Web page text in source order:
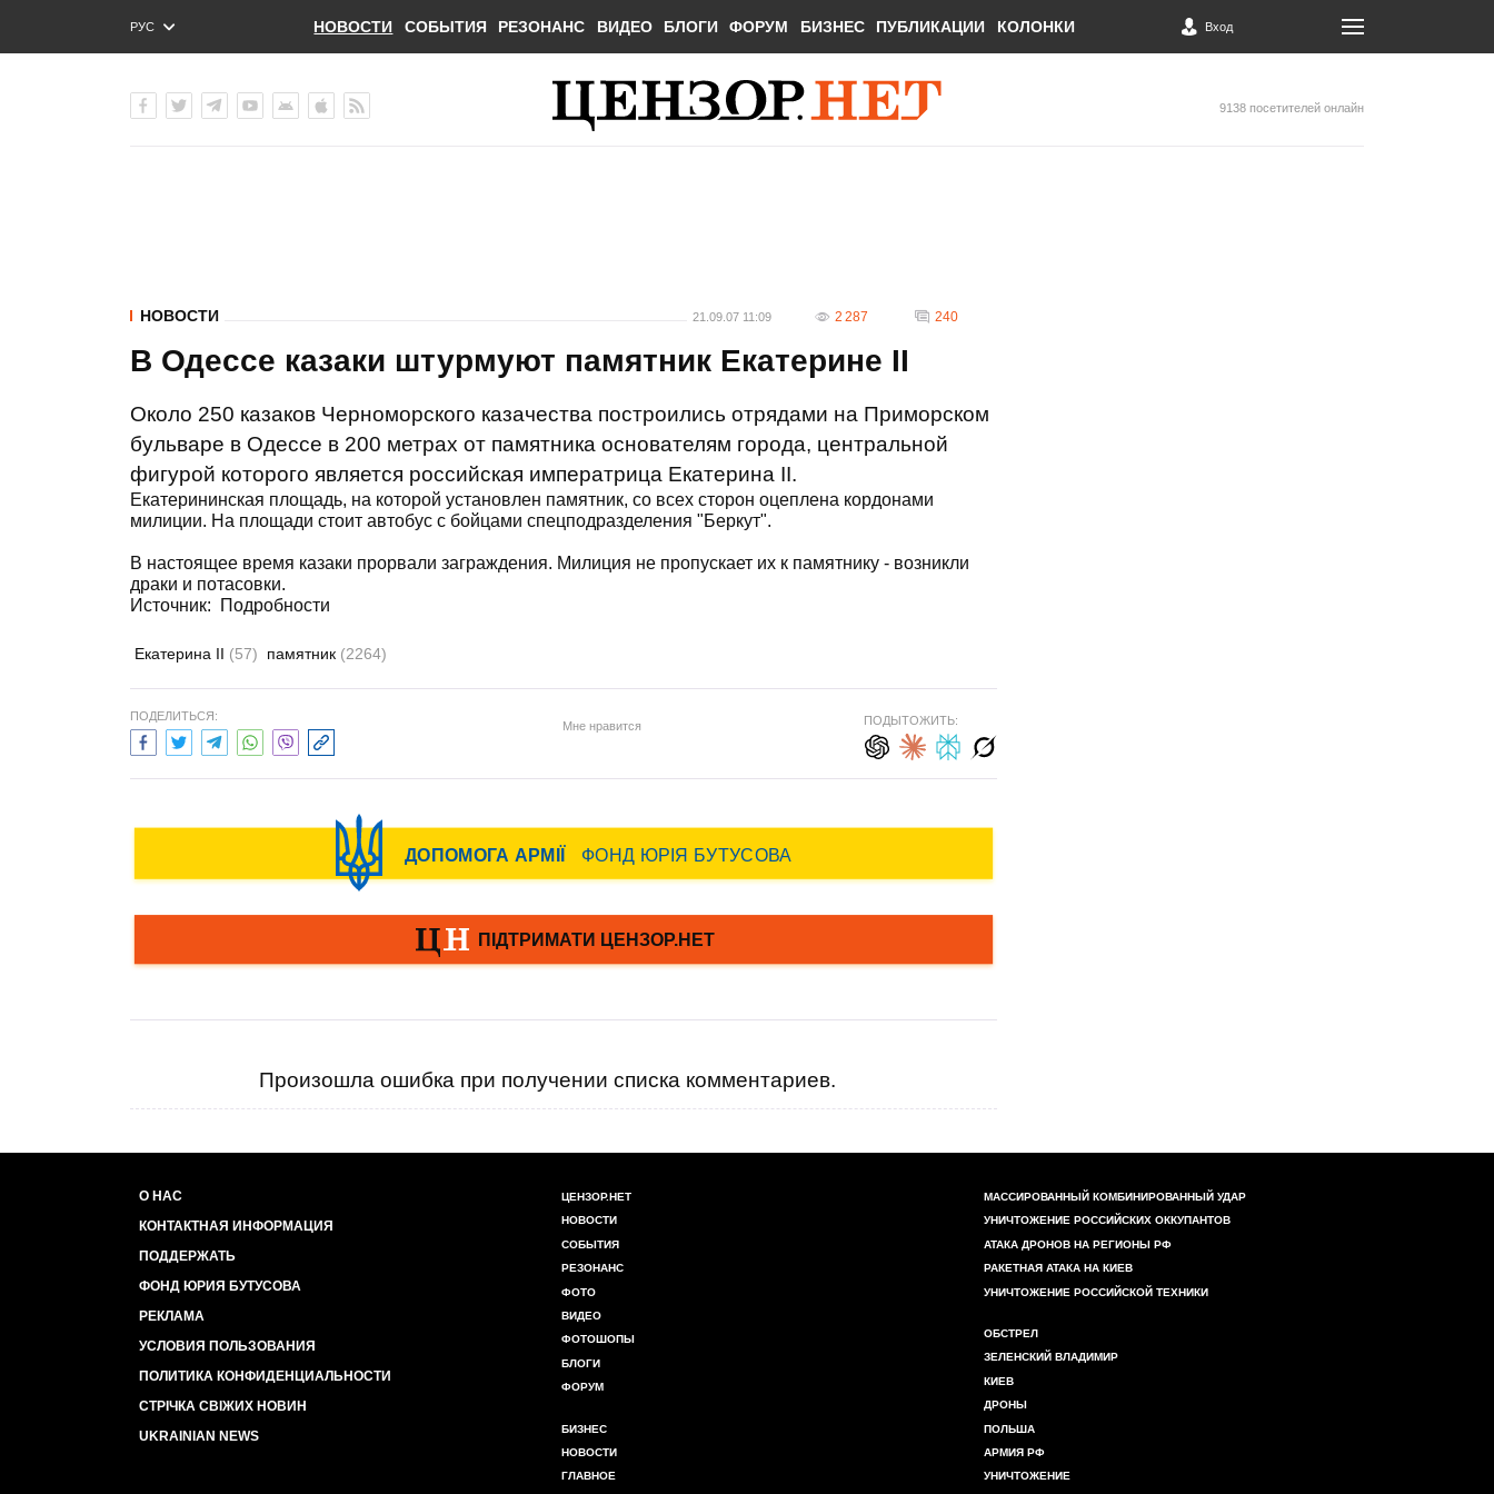
РУС
ENG
НОВОСТИ СОБЫТИЯ РЕЗОНАНС ВИДЕО БЛОГИ ФОРУМ БИЗНЕС ПУБЛИКАЦИИ КОЛОНКИ Вход
9138 посетителей онлайн
НОВОСТИ 21.09.07 11:09 2 287 240
В Одессе казаки штурмуют памятник Екатерине II
Около 250 казаков Черноморского казачества построились отрядами на Приморском
бульваре в Одессе в 200 метрах от памятника основателям города, центральной
фигурой которого является российская императрица Екатерина II.
Екатерининская площадь, на которой установлен памятник, со всех сторон оцеплена кордонами
милиции. На площади стоит автобус с бойцами спецподразделения "Беркут".
В настоящее время казаки прорвали заграждения. Милиция не пропускает их к памятнику - возникли
драки и потасовки.
Источник:
Подробности
Екатерина II (57) памятник (2264)
ПОДЕЛИТЬСЯ:
Мне нравится ПОДЫТОЖИТЬ:
Произошла ошибка при получении списка комментариев.
О НАС
КОНТАКТНАЯ ИНФОРМАЦИЯ
ПОДДЕРЖАТЬ
ФОНД ЮРИЯ БУТУСОВА
РЕКЛАМА
УСЛОВИЯ ПОЛЬЗОВАНИЯ
ПОЛИТИКА КОНФИДЕНЦИАЛЬНОСТИ
СТРІЧКА СВІЖИХ НОВИН
UKRAINIAN NEWS
ЦЕНЗОР.НЕТ
НОВОСТИ
СОБЫТИЯ
РЕЗОНАНС
ФОТО
ВИДЕО
ФОТОШОПЫ
БЛОГИ
ФОРУМ
БИЗНЕС
НОВОСТИ
ГЛАВНОЕ
МАССИРОВАННЫЙ КОМБИНИРОВАННЫЙ УДАР
УНИЧТОЖЕНИЕ РОССИЙСКИХ ОККУПАНТОВ
АТАКА ДРОНОВ НА РЕГИОНЫ РФ
РАКЕТНАЯ АТАКА НА КИЕВ
УНИЧТОЖЕНИЕ РОССИЙСКОЙ ТЕХНИКИ
ОБСТРЕЛ
ЗЕЛЕНСКИЙ ВЛАДИМИР
КИЕВ
ДРОНЫ
ПОЛЬША
АРМИЯ РФ
УНИЧТОЖЕНИЕ